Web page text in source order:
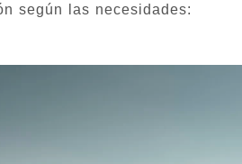
según las necesidades: